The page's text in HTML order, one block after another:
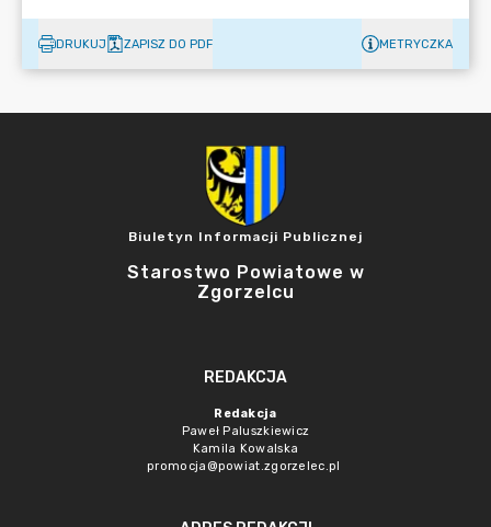
DRUKUJ ZAPISZ DO PDF METRYCZKA
Biuletyn Informacji Publicznej
Starostwo Powiatowe w
Zgorzelcu
REDAKCJA
Redakcja
Paweł Paluszkiewicz
Kamila Kowalska
promocja@powiat.zgorzelec.pl